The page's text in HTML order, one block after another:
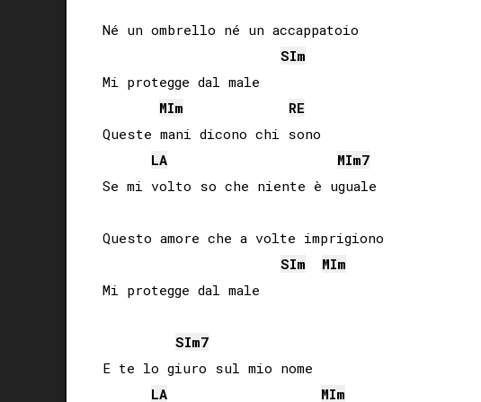
Né un ombrello né un accappatoio
SIm
Mi protegge dal male
MIm
RE
Queste mani dicono chi sono
LA
MIm7
Se mi volto so che niente è uguale
Questo amore che a volte imprigiono
SIm MIm
Mi protegge dal male
SIm7
E te lo giuro sul mio nome
LA
MIm